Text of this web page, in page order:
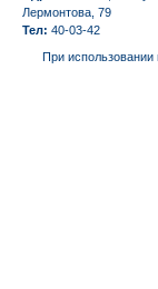
Лермонтова, 79
Тел: 40-03-42
При использовании